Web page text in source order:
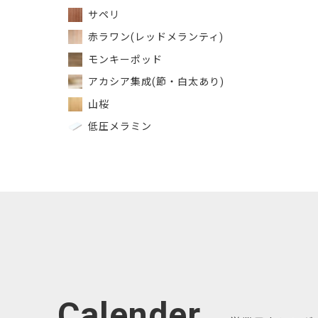
サペリ
赤ラワン(レッドメランティ)
モンキーポッド
アカシア集成(節・白太あり)
山桜
低圧メラミン